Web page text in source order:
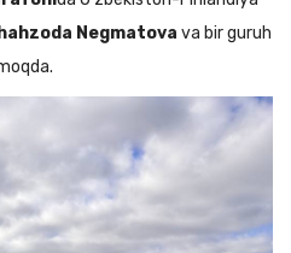
Negmatova va bir guruh